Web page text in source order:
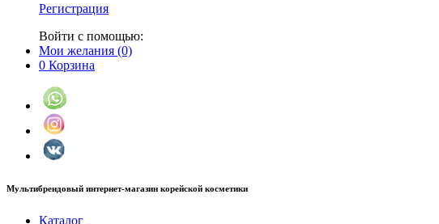
Регистрация
Войти с помощью:
Мои желания (0)
0 Корзина
Мультибрендовый интернет-магазин корейской косметики
Каталог